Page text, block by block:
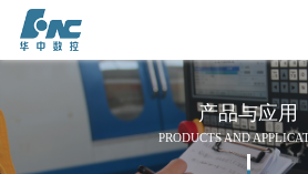
产品与应用
PRODUCTS AND